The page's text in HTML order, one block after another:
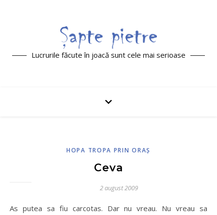
Lucrurile făcute în joacă sunt cele mai serioase
HOPA TROPA PRIN ORAŞ
Ceva
2 august 2009
As putea sa fiu carcotas. Dar nu vreau. Nu vreau sa